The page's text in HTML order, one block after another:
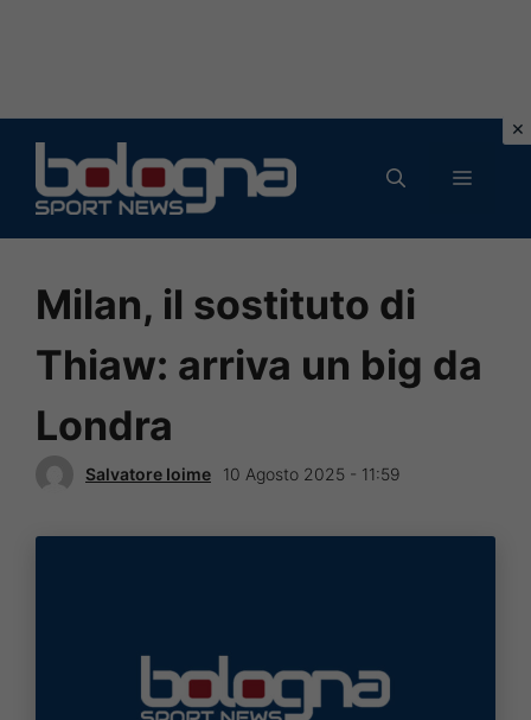
contenuto
MENU
Milan, il sostituto di
Thiaw: arriva un big da
Londra
Salvatore Ioime 10 Agosto 2025 - 11:59